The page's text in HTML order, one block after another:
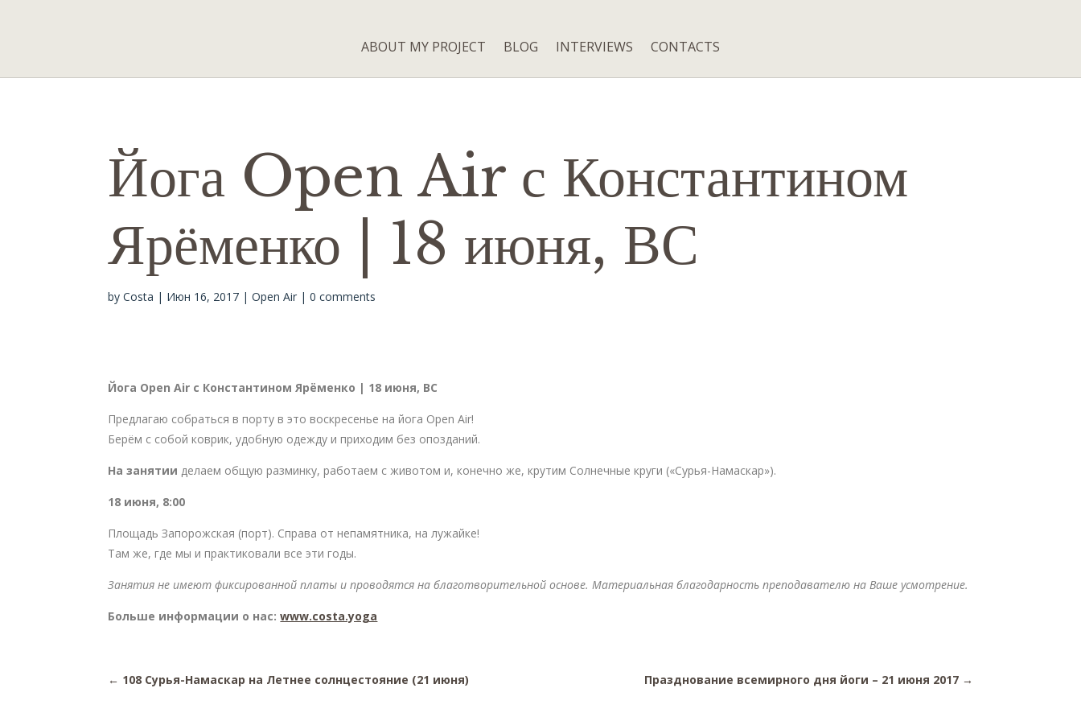
ABOUT MY PROJECT BLOG INTERVIEWS CONTACTS
Йога Open Air с Константином
Ярёменко | 18 июня, ВС
byCosta | Июн 16, 2017 |Open Air |0 comments
Йога OpenAir с Константином Ярёменко | 18 июня, ВС
Предлагаю собраться в порту в это воскресенье на йога Open Air!
Берём с собой коврик, удобную одежду и приходим без опозданий.
На занятии делаем общую разминку, работаем с животом и, конечно же, крутим Солнечные круги («Сурья-Намаскар»).
18 июня, 8:00
Площадь Запорожская (порт). Справа от непамятника, на лужайке!
Там же, где мы и практиковали все эти годы.
Занятия не имеют фиксированной платы и проводятся на благотворительной основе. Материальная благодарность преподавателю на Ваше усмотрение.
Больше информации о нас:www.costa.yoga
← 108 Сурья-Намаскар на Летнее солнцестояние (21 июня) Празднование всемирного дня йоги – 21 июня 2017→